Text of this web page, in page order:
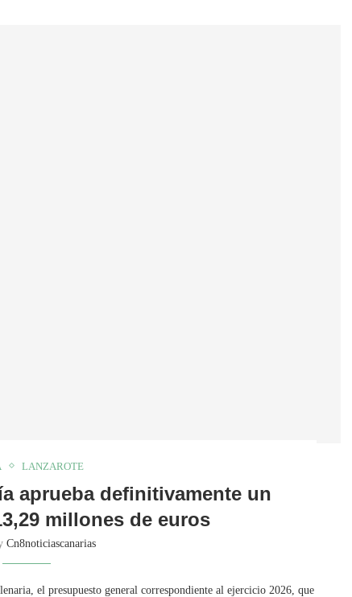
LANZAROTE
aprueba definitivamente un
millones de euros
Cn8noticiascanarias
el presupuesto general correspondiente al ejercicio 2026, que